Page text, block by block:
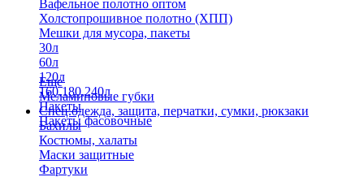
Вафельное полотно оптом
Холстопрошивное полотно (ХПП)
Мешки для мусора, пакеты
30л
60л
120л
160,180,240л
Пакеты
Пакеты фасовочные
Еще
Меламиновые губки
Спец.одежда, защита, перчатки, сумки, рюкзаки
Бахилы
Костюмы, халаты
Маски защитные
Фартуки